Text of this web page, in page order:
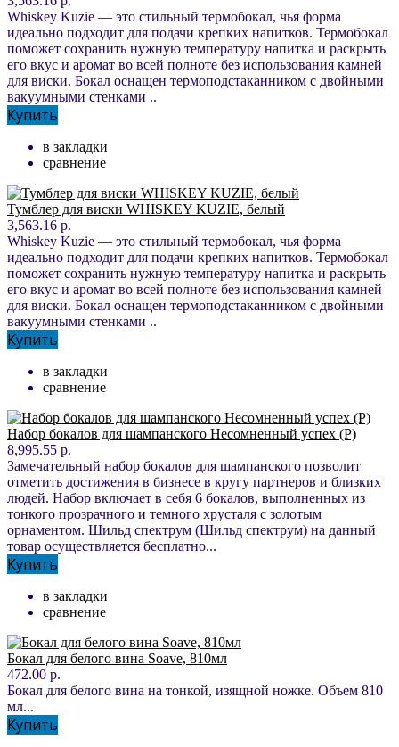
Whiskey Kuzie — это стильный термобокал, чья форма
идеально подходит для подачи крепких напитков. Термобокал
поможет сохранить нужную температуру напитка и раскрыть
его вкус и аромат во всей полноте без использования камней
для виски. Бокал оснащен термоподстаканником с двойными
вакуумными стенками ..
Купить
в закладки
сравнение
Тумблер для виски WHISKEY KUZIE, белый
3,563.16 р.
Whiskey Kuzie — это стильный термобокал, чья форма
идеально подходит для подачи крепких напитков. Термобокал
поможет сохранить нужную температуру напитка и раскрыть
его вкус и аромат во всей полноте без использования камней
для виски. Бокал оснащен термоподстаканником с двойными
вакуумными стенками ..
Купить
в закладки
сравнение
Набор бокалов для шампанского Несомненный успех (Р)
8,995.55 р.
Замечательный набор бокалов для шампанского позволит
отметить достижения в бизнесе в кругу партнеров и близких
людей. Набор включает в себя 6 бокалов, выполненных из
тонкого прозрачного и темного хрусталя с золотым
орнаментом. Шильд спектрум (Шильд спектрум) на данный
товар осуществляется бесплатно...
Купить
в закладки
сравнение
Бокал для белого вина Soave, 810мл
472.00 р.
Бокал для белого вина на тонкой, изящной ножке. Объем 810
мл...
Купить